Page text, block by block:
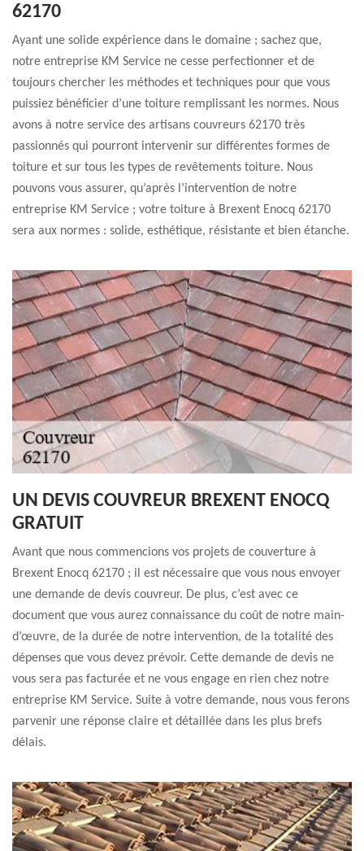
62170
Ayant une solide expérience dans le domaine ; sachez que,
notre entreprise KM Service ne cesse perfectionner et de
toujours chercher les méthodes et techniques pour que vous
puissiez bénéficier d’une toiture remplissant les normes. Nous
avons à notre service des artisans couvreurs 62170 très
passionnés qui pourront intervenir sur différentes formes de
toiture et sur tous les types de revêtements toiture. Nous
pouvons vous assurer, qu’après l’intervention de notre
entreprise KM Service ; votre toiture à Brexent Enocq 62170
sera aux normes : solide, esthétique, résistante et bien étanche.
UN DEVIS COUVREUR BREXENT ENOCQ
GRATUIT
Avant que nous commencions vos projets de couverture à
Brexent Enocq 62170 ; il est nécessaire que vous nous envoyer
une demande de devis couvreur. De plus, c’est avec ce
document que vous aurez connaissance du coût de notre main-
d’œuvre, de la durée de notre intervention, de la totalité des
dépenses que vous devez prévoir. Cette demande de devis ne
vous sera pas facturée et ne vous engage en rien chez notre
entreprise KM Service. Suite à votre demande, nous vous ferons
parvenir une réponse claire et détaillée dans les plus brefs
délais.